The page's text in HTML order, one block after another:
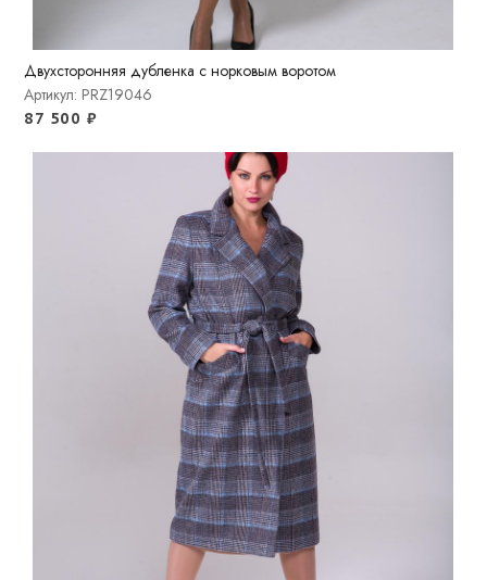
Двухсторонняя дубленка с норковым воротом
Артикул: PRZ19046
87 500 ₽